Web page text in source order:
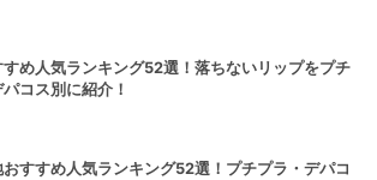
すめ人気ランキング52選！落ちないリップをプチ
コス別に紹介！
すすめ人気ランキング52選！プチプラ・デパコ